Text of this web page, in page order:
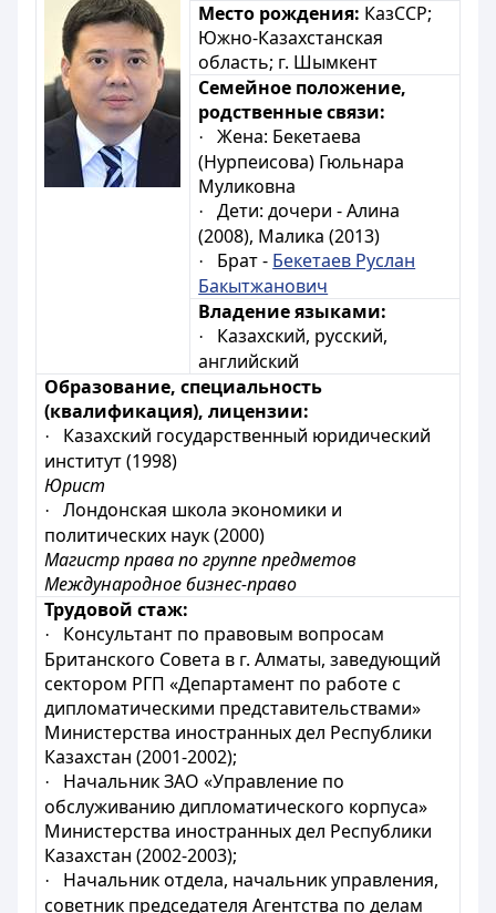
Место рождения: КазССР;
Южно-Казахстанская
область; г. Шымкент
Семейное положение,
родственные связи:
·
Жена: Бекетаева
(Нурпеисова) Гюльнара
Муликовна
·
Дети: дочери - Алина
(2008), Малика (2013)
· Брат - Бекетаев Руслан
Бакытжанович
Владение языками:
·
Казахский, русский,
английский
Образование, специальность
(квалификация), лицензии:
·
Казахский государственный юридический
институт (1998)
Юрист
·
Лондонская школа экономики и
политических наук (2000)
Магистр права по группе предметов
Международное бизнес-право
Трудовой стаж:
·
Консультант по правовым вопросам
Британского Совета в г. Алматы, заведующий
сектором РГП «Департамент по работе с
дипломатическими представительствами»
Министерства иностранных дел Республики
Казахстан (2001-2002);
·
Начальник ЗАО «Управление по
обслуживанию дипломатического корпуса»
Министерства иностранных дел Республики
Казахстан (2002-2003);
·
Начальник отдела, начальник управления,
советник председателя Агентства по делам